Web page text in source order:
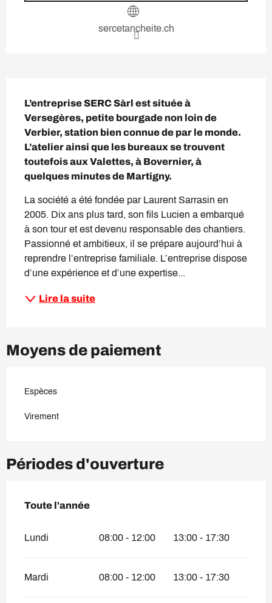
sercetancheite.ch
L’entreprise SERC Sàrl est située à
Versegères, petite bourgade non loin de
Verbier, station bien connue de par le monde.
L’atelier ainsi que les bureaux se trouvent
toutefois aux Valettes, à Bovernier, à
quelques minutes de Martigny.
La société a été fondée par Laurent Sarrasin en
2005. Dix ans plus tard, son fils Lucien a embarqué
à son tour et est devenu responsable des chantiers.
Passionné et ambitieux, il se prépare aujourd’hui à
reprendre l’entreprise familiale. L’entreprise dispose
d’une expérience et d’une expertise...
Lire la suite
Moyens de paiement
Espèces
Virement
Périodes d'ouverture
Toute l'année
Toute l'année
Lundi 08:00 - 12:00 13:00 - 17:30
Mardi 08:00 - 12:00 13:00 - 17:30